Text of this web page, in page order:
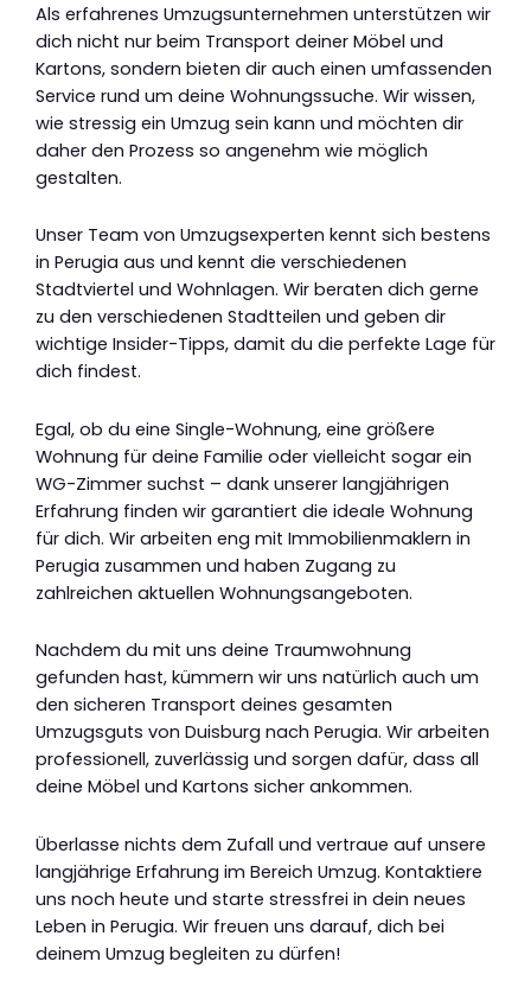
Als erfahrenes Umzugsunternehmen unterstützen wir
dich nicht nur beim Transport deiner Möbel und
Kartons, sondern bieten dir auch einen umfassenden
Service rund um deine Wohnungssuche. Wir wissen,
wie stressig ein Umzug sein kann und möchten dir
daher den Prozess so angenehm wie möglich
gestalten.
Unser Team von Umzugsexperten kennt sich bestens
in Perugia aus und kennt die verschiedenen
Stadtviertel und Wohnlagen. Wir beraten dich gerne
zu den verschiedenen Stadtteilen und geben dir
wichtige Insider-Tipps, damit du die perfekte Lage für
dich findest.
Egal, ob du eine Single-Wohnung, eine größere
Wohnung für deine Familie oder vielleicht sogar ein
WG-Zimmer suchst – dank unserer langjährigen
Erfahrung finden wir garantiert die ideale Wohnung
für dich. Wir arbeiten eng mit Immobilienmaklern in
Perugia zusammen und haben Zugang zu
zahlreichen aktuellen Wohnungsangeboten.
Nachdem du mit uns deine Traumwohnung
gefunden hast, kümmern wir uns natürlich auch um
den sicheren Transport deines gesamten
Umzugsguts von Duisburg nach Perugia. Wir arbeiten
professionell, zuverlässig und sorgen dafür, dass all
deine Möbel und Kartons sicher ankommen.
Überlasse nichts dem Zufall und vertraue auf unsere
langjährige Erfahrung im Bereich Umzug. Kontaktiere
uns noch heute und starte stressfrei in dein neues
Leben in Perugia. Wir freuen uns darauf, dich bei
deinem Umzug begleiten zu dürfen!